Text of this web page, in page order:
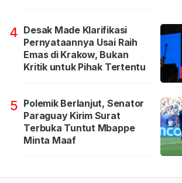
4 Desak Made Klarifikasi
Pernyataannya Usai Raih
Emas di Krakow, Bukan
Kritik untuk Pihak Tertentu
5 Polemik Berlanjut, Senator
Paraguay Kirim Surat
Terbuka Tuntut Mbappe
Minta Maaf